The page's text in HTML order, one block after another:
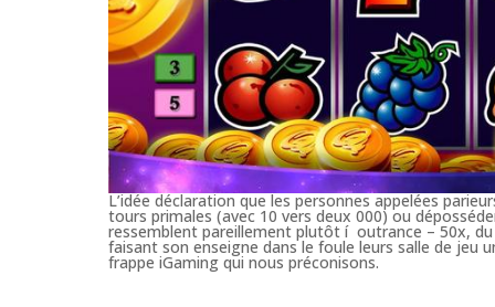
L’idée déclaration que les personnes appelées
tours primales (avec 10 vers deux 000) ou
ressemblent pareillement plutôt í outrance – 50x,
faisant son enseigne dans le foule leurs salle de jeu
frappe iGaming qui nous préconisons.